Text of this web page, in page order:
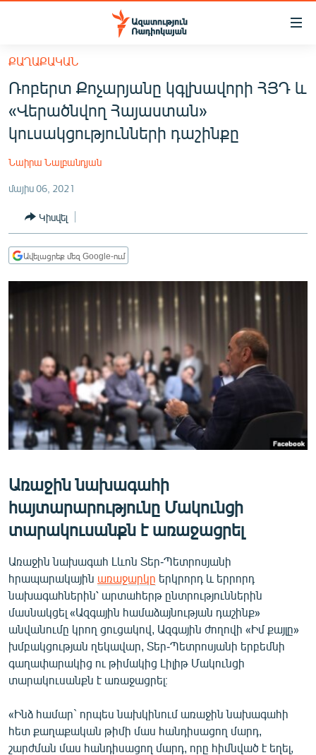
Մատչելիության
հիմնական
բովանդակությանը
Անցնել
հիմնական
մենյուին
ՀԱՅԱՍՏԱՆ
ՔԱՂԱՔԱԿԱՆ
ՏՆՏԵՍՈՒԹՅՈՒՆ
ՂԱՐԱԲԱՂ
ՏԱՐԱԾԱՇՐՋԱՆ
ՄԻՋԱԶԳԱՅԻՆ
ՄՇԱԿՈՒՅԹ
ՍՊՈՐՏ
ՄԵԿՆԱԲԱՆՈՒԹՅՈՒՆ
ՏՏ ԵՒ ԻՆՏԵՐՆԵՏ
ԱՐԽԻՎ
ՏԵՍԱՆՅՈՒԹԵՐ
ԲԱՆԱՎԵՃ
ՁԳՏԵԼՈՎ ԼԱՎԱԳՈՒՅՆԻՆ
ՓՈԴՔԱՍԹ
Հայերեն
English
Русский
ՀԵՏԵՎԵՔ ՄԵԶ
ՔԱՂԱՔԱԿԱՆ
Ռոբերտ Քոչարյանը կգլխավորի ՀՅԴ և
«Վերածնվող Հայաստան»
կուսակցությունների դաշինքը
Նաիրա Նալբանդյան
մայիս 06, 2021
Կիսվել
Ավելացրեք մեզ Google-ում
Առաջին նախագահի
հայտարարությունը Մակունցի
տարակուսանքն է առաջացրել
Առաջին նախագահ Լևոն Տեր-Պետրոսյանի
հրապարակային առաջարկը երկրորդ և երրորդ
նախագահներին՝ արտահերթ ընտրություններին
մասնակցել «Ազգային համաձայնության դաշինք»
անվանումը կրող ցուցակով, Ազգային ժողովի «Իմ քայլը»
խմբակցության ղեկավար, Տեր-Պետրոսյանի երբեմնի
գաղափարակից ու թիմակից Լիլիթ Մակունցի
տարակուսանքն է առաջացրել։
«Ինձ համար` որպես նախկինում առաջին նախագահի
հետ քաղաքական թիմի մաս հանդիսացող մարդ,
շարժման մաս հանդիսացող մարդ, որը հիմնված է եղել,